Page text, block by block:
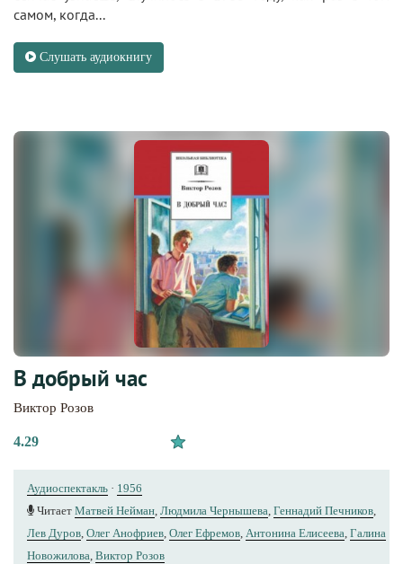
самом, когда...
Слушать аудиокнигу
В добрый час
Виктор Розов
4.29
Аудиоспектакль · 1956
Читает Матвей Нейман, Людмила Чернышева, Геннадий Печников,
Лев Дуров, Олег Анофриев, Олег Ефремов, Антонина Елисеева, Галина
Новожилова, Виктор Розов